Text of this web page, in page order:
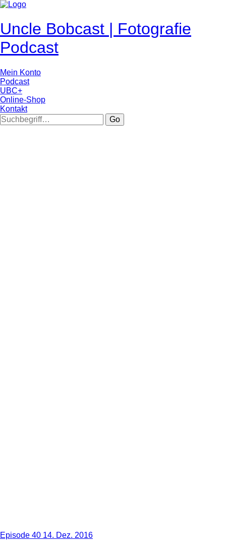
Uncle Bobcast | Fotografie
Podcast
Mein Konto
Podcast
UBC+
Online-Shop
Kontakt
Go
Episode 40 14. Dez. 2016